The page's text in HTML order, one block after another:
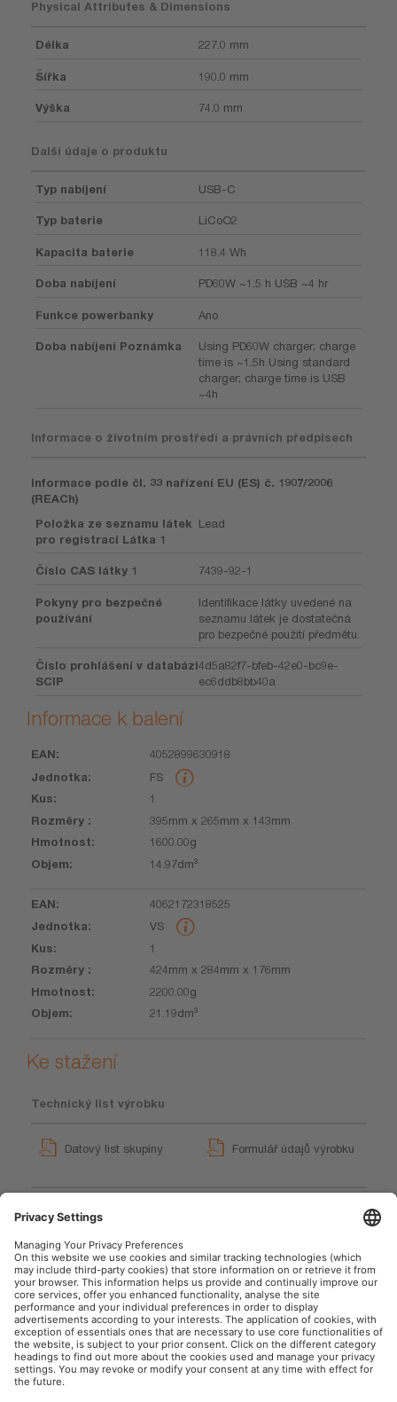
Physical Attributes & Dimensions
Délka 227.0 mm
Šířka 190.0 mm
Výška 74.0 mm
Další údaje o produktu
Typ nabíjení USB-C
Typ baterie LiCoO2
Kapacita baterie 118.4 Wh
Doba nabíjení PD60W ~1.5 h USB ~4 hr
Funkce powerbanky Ano
Doba nabíjení Poznámka
Using PD60W charger; charge
time is ~1.5h Using standard
charger; charge time is USB
~4h
Informace o životním prostředí a právních předpisech
Informace podle čl. 33 nařízení EU (ES) č. 1907/2006
(REACh)
Položka ze seznamu látek
pro registraci Látka 1
Lead
Číslo CAS látky 1 7439-92-1
Pokyny pro bezpečné
používání
Identifikace látky uvedené na
seznamu látek je dostatečná
pro bezpečné použití předmětu.
Číslo prohlášení v databázi
SCIP
4d5a82f7-bfeb-42e0-bc9e-
ec6ddb8bb40a
Informace k balení
EAN Kus Rozměry
4052899630918
FS
1
395mm x 265mm x 143mm
1600.00g
14.97dm³
4062172318525
VS
1
424mm x 284mm x 176mm
2200.00g
21.19dm³
Ke stažení
Technický list výrobku
Datový list skupiny Formulář údajů výrobku
BATTERYstart PRO
OEBSPL1000 User Manual
User instruction
OSRAM na sociálnej sieti